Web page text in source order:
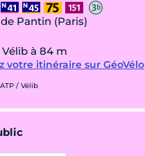
Pantin (Paris)
à 84 m
votre itinéraire sur GéoVélo
/ Vélib